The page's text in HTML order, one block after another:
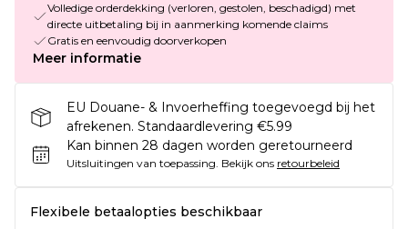
Volledige orderdekking (verloren, gestolen, beschadigd) met
directe uitbetaling bij in aanmerking komende claims
Gratis en eenvoudig doorverkopen
Meer informatie
EU Douane- & Invoerheffing toegevoegd bij het
afrekenen. Standaardlevering €5.99
Kan binnen 28 dagen worden geretourneerd
Uitsluitingen van toepassing. Bekijk ons retourbeleid
Flexibele betaalopties beschikbaar